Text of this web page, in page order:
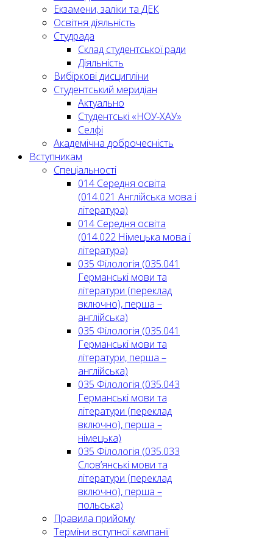
Екзамени, заліки та ДЕК
Освітня діяльність
Студрада
Склад студентської ради
Діяльність
Вибіркові дисципліни
Студентський меридіан
Актуально
Студентські «НОУ-ХАУ»
Селфі
Академічна доброчесність
Вступникам
Спеціальності
014 Середня освіта
(014.021 Англійська мова і
література)
014 Середня освіта
(014.022 Німецька мова і
література)
035 Філологія (035.041
Германські мови та
літератури (переклад
включно), перша –
англійська)
035 Філологія (035.041
Германські мови та
літератури, перша –
англійська)
035 Філологія (035.043
Германські мови та
літератури (переклад
включно), перша –
німецька)
035 Філологія (035.033
Слов’янські мови та
літератури (переклад
включно), перша –
польська)
Правила прийому
Терміни вступної кампанії